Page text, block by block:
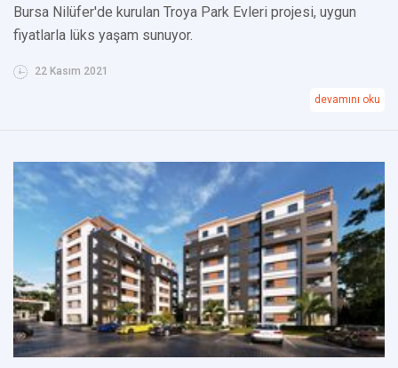
Bursa Nilüfer'de kurulan Troya Park Evleri projesi, uygun
fiyatlarla lüks yaşam sunuyor.
22 Kasım 2021
devamını oku